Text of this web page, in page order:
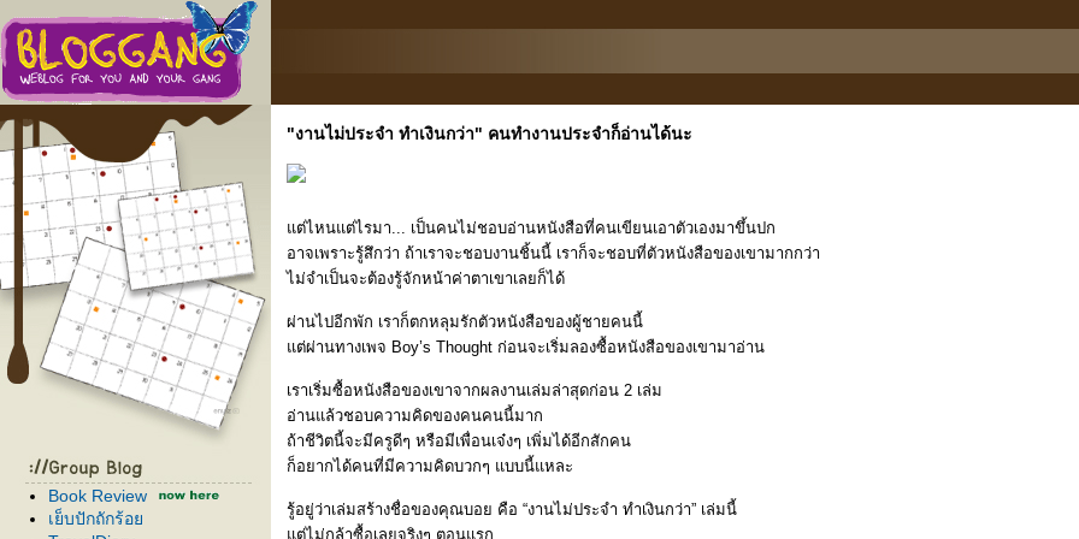
Book Review
เย็บปักถักร้อ
"งานไม่ประจำ ทำเงินกว่า" คนทำงานประจำก็อ่านได้นะ
ต่ไหนแต่ไรมา... เป็นคนไม่ชอบอ่านหนังสือที่คนเขียนเอาตัวเองมาขึ้นปก
อาจเพราะรู้สึกว่า ถ้าเราจะชอบงานชิ้นนี้ เราก็จะชอบที่ตัวหนังสือของเขามากกว่า
ไม่จำเป็นจะต้องรู้จักหน้าค่าตาเขาเลยก็ได้
ผ่านไปอีกพัก เราก็ตกหลุมรักตัวหนังสือของผู้ชายคนนี้
ต่ผ่านทางเพจ Boy’s Thought ก่อนจะเริ่มลองซื้อหนังสือของเขามาอ่าน
เราเริ่มซื้อหนังสือของเขาจากผลงานเล่มล่าสุดก่อน 2 เล่ม
อ่านแล้วชอบความคิดของคนคนนี้มาก
ถ้าชีวิตนี้จะมีครูดีๆ หรือมีเพื่อนเจ๋งๆ เพิ่มได้อีกสักคน
ก็อยากได้คนที่มีความคิดบวกๆ แบบนี้แหละ
รู้อยู่ว่าเล่มสร้างชื่อของคุณบอย คือ “งานไม่ประจำ ทำเงินกว่า” เล่มนี้
ต่ไม่กล้าซื้อเลยจริงๆ ตอนแรก